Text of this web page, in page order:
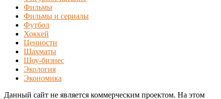
Фильмы
Фильмы и сериалы
Футбол
Хоккей
Ценности
Шахматы
Шоу-бизнес
Экология
Экономика
Данный сайт не является коммерческим проектом. На этом